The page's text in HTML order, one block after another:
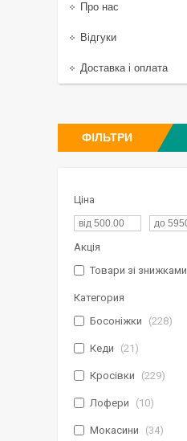
Про нас
Відгуки
Доставка і оплата
ФІЛЬТРИ
Ціна
Акція
Товари зі знижками
Категория
Босоніжки
228
Кеди 21
Кросівки 229
Лофери 10
Мокасини 34